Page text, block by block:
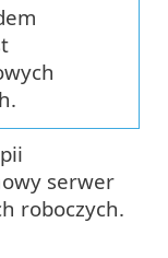
serwer
roboczych.